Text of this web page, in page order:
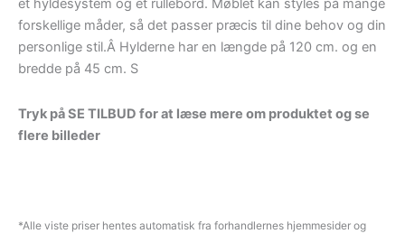
et hyldesystem og et rullebord. Møblet kan styles på mange
forskellige måder, så det passer præcis til dine behov og din
personlige stil.Â Hylderne har en længde på 120 cm. og en
bredde på 45 cm. S
Tryk på SE TILBUD for at læse mere om produktet og se
flere billeder
*Alle viste priser hentes automatisk fra forhandlernes hjemmesider og